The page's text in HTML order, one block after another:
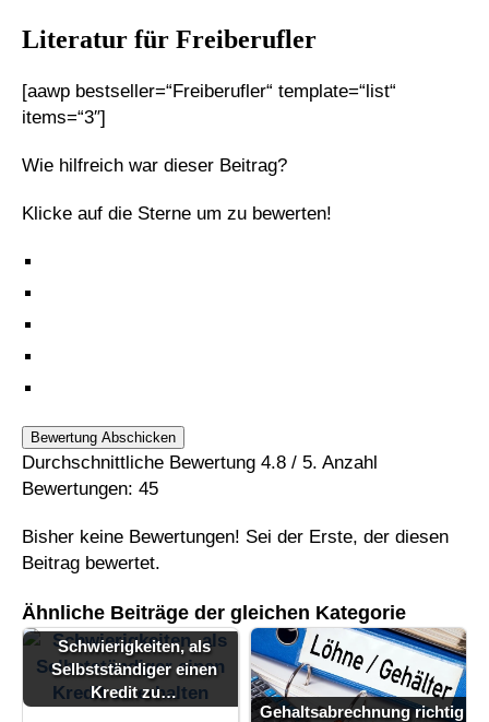
Literatur für Freiberufler
[aawp bestseller=“Freiberufler“ template=“list“
items=“3″]
Wie hilfreich war dieser Beitrag?
Klicke auf die Sterne um zu bewerten!
Bewertung Abschicken
Durchschnittliche Bewertung 4.8 / 5. Anzahl
Bewertungen: 45
Bisher keine Bewertungen! Sei der Erste, der diesen
Beitrag bewertet.
Ähnliche Beiträge der gleichen Kategorie
Schwierigkeiten, als
Selbstständiger einen
Kredit zu…
Gehaltsabrechnung richtig